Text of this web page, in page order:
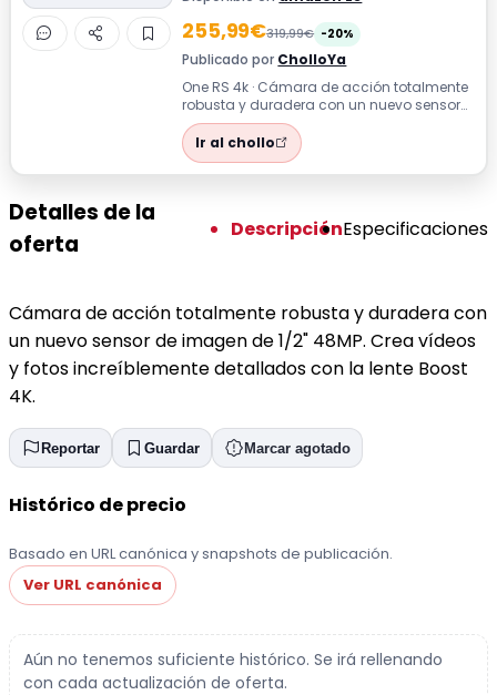
255,99€319,99€ -20%
Publicado por CholloYa
One RS 4k · Cámara de acción totalmente
robusta y duradera con un nuevo sensor
de imagen de 1/2" 48MP. Crea vídeos y ...
Ir al chollo
Detalles de la
oferta
DescripciónEspecificaciones
Cámara de acción totalmente robusta y duradera con
un nuevo sensor de imagen de 1/2" 48MP. Crea vídeos
y fotos increíblemente detallados con la lente Boost
4K.
Reportar Guardar Marcar agotado
Histórico de precio
Basado en URL canónica y snapshots de publicación.
Ver URL canónica
Aún no tenemos suficiente histórico. Se irá rellenando
con cada actualización de oferta.